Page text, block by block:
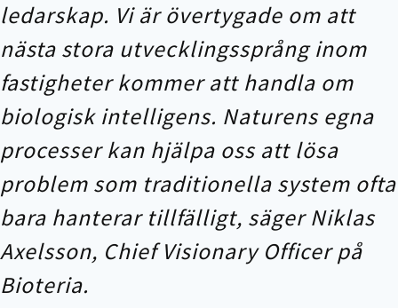
ledarskap. Vi är övertygade om att
nästa stora utvecklingssprång inom
fastigheter kommer att handla om
biologisk intelligens. Naturens egna
processer kan hjälpa oss att lösa
problem som traditionella system ofta
bara hanterar tillfälligt, säger Niklas
Axelsson, Chief Visionary Officer på
Bioteria.